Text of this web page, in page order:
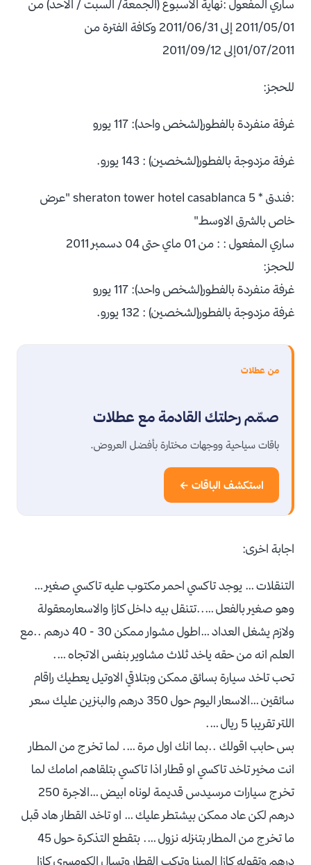
ساري المفعول :نهاية الأسبوع (الجمعة/ السبت / الاحد) من
2011/05/01 إلى 2011/06/31 وكافة الفترة من
01/07/2011إلى 2011/09/12
للحجز:
غرفة منفردة بالفطور(لشخص واحد): 117 يورو
غرفة مزدوجة بالفطور(لشخصين) : 143 يورو.
:فندق * sheraton tower hotel casablanca 5 "عرض
خاص بالشرق الاوسط"
ساري المفعول : : من 01 ماي حتى 04 دسمبر 2011
للحجز:
غرفة منفردة بالفطور(لشخص واحد): 117 يورو
غرفة مزدوجة بالفطور(لشخصين) : 132 يورو.
من عطلات
صمّم رحلتك القادمة مع عطلات
باقات سياحية ووجهات مختارة بأفضل العروض.
استكشف الباقات ←
اجابة اخرى:
التنقلات … يوجد تاكسي احمر مكتوب عليه تاكسي صغير …
وهو صغير بالفعل …..تتنقل بيه داخل كازا والاسعارمعقولة
ولازم يشغل العداد …اطول مشوار ممكن 30 - 40 درهم ..مع
العلم انه من حقه ياخد ثلاث مشاوير بنفس الاتجاه ….
تحب تاخد سيارة بسائق ممكن وبتلاقي الاوتيل يعطيك راقام
سائقين …الاسعار اليوم حول 350 درهم والبنزين عليك سعر
اللتر تقريبا 5 ريال ….
بس حابب اقولك ..بما انك اول مرة …. لما تخرج من المطار
انت مخير تاخد تاكسي او قطار اذا تاكسي بتلقاهم امامك لما
تخرج سيارات مرسيدس قديمة لوناه ابيض …الاجرة 250
درهم لكن عاد ممكن بيشتطر عليك … او تاخد القطار هاد قبل
ما تخرج من المطار بتنزله نزول …. بتقطع التذكرة حول 45
درهم وتقوله كازا المينا وتركب القطار وتسال الكومسري كازا